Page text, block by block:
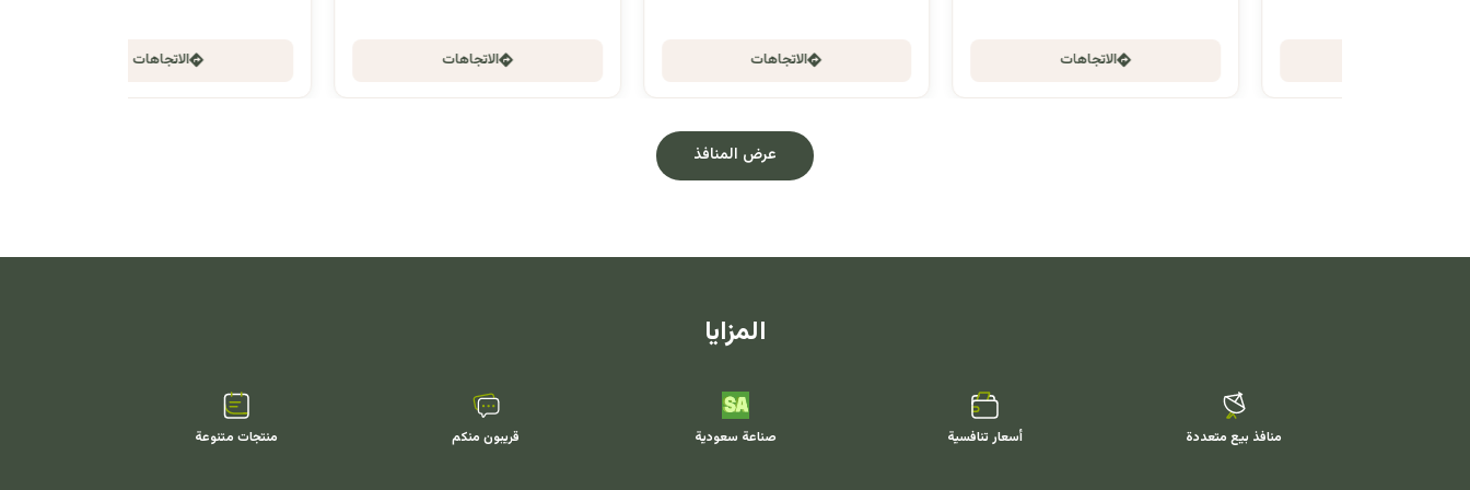
عرض المنافذ
المزايا
منافذ بيع متعددة أسعار تنافسية صناعة سعودية قريبون منكم منتجات متنوعة